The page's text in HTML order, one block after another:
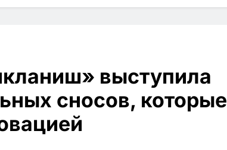
выступила
сносов, которые